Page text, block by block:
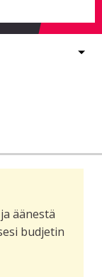
äänestä
budjetin